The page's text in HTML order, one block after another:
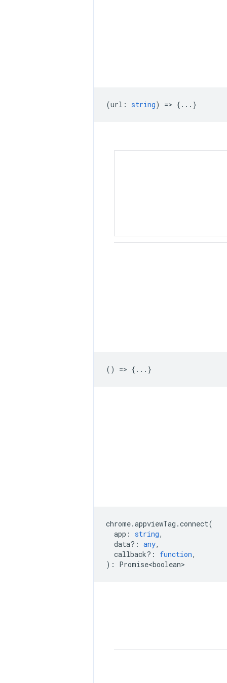
(url : string) => {...}
() => {...}
chrome.appviewTag .connect(
app : string,
data? : any,
callback? : function,
) : Promise<boolean>